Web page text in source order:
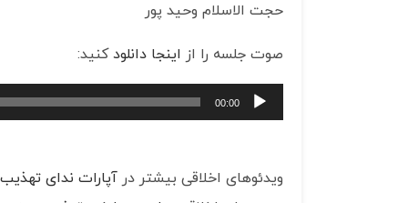
حجت الاسلام وحید پور
صوت جلسه را از اینجا دانلودکنید:
پخش‌کننده
صوت
00:00
ویدئوهای اخلاقی بیشتر در آپارات ندای تهذیب